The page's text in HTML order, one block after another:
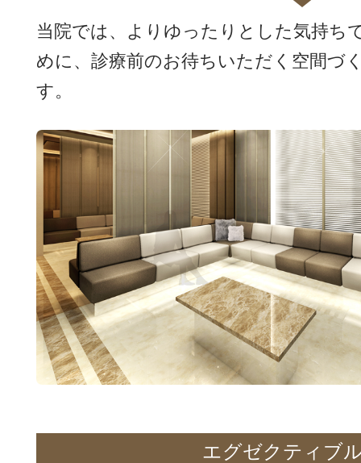
当院では、よりゆったりとした気持ち
めに、診療前のお待ちいただく空間づ
す。
エグゼクティブ